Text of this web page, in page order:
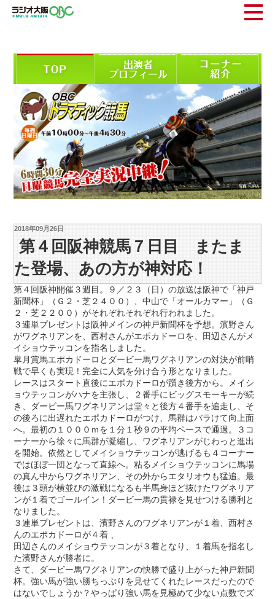
2018年09月26日
第４回阪神競馬７日目 またま
た登場、あの方が神対応！
第４回阪神開催３週目。９／２３（日）の放送は阪神で「神戸
新聞杯」（Ｇ２・芝２４００）、中山で「オールカマー」（Ｇ
２・芝２２００）がそれぞれそれぞれ行われました。
３連単プレゼントは阪神メインの神戸新聞杯を予想。濱野さん
がワグネリアンを、西村さんがエポカドーロを、田辺さんがメ
イショウテッコンを指名しました。
皐月賞馬エポカドーロとダービー馬ワグネリアンの対決が前哨
戦で早くも実現！完全に人気を分け合う形となりました。
レースはスタート直後にエポカドーロが躓き後方から。メイシ
ョウテッコンがハナを主張し、２番手にビッグスモーキーが続
き、ダービー馬ワグネリアンは堂々と後方４番手を追走し、そ
の後ろに出遅れたエポカドーロがつけ、馬群はバラけて向上面
へ。最初の１０００ｍを１分１秒９の平均ペースで通過。３コ
ーナーから徐々に馬群が凝縮し、ワグネリアンがじわっと進出
を開始。依然としてメイショウテッコンが逃げるも４コーナー
ではほぼ一団となって直線へ。粘るメイショウテッコンに馬場
の真ん中からワグネリアン、その外からエタリオウも猛追。最
後は３頭が横並びの激戦になるも半馬身ほど抜けたワグネリア
ンが１着でゴールイン！ダービー馬の貫禄を見せつける勝利と
なりました。
３連単プレゼントは、濱野さんのワグネリアンが１着、西村さ
んのエポカドーロが４着 、
田辺さんのメイショウテッコンが３着となり、１着馬を指名し
た濱野さんが勝者に。
さて、ダービー馬ワグネリアンの快勝で盛り上がった神戸新聞
杯。強い馬が強い勝ちっぷりを見せてくれたレースだったので
はないでしょうか？やっぱり強い馬を見極めて少ない点数でズ